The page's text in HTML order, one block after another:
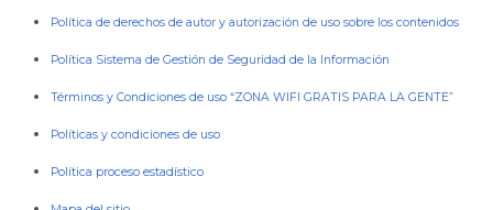
Política de derechos de autor y autorización de uso sobre los contenidos
Política Sistema de Gestión de Seguridad de la Información
Términos y Condiciones de uso “ZONA WIFI GRATIS PARA LA GENTE”
Políticas y condiciones de uso
Política proceso estadístico